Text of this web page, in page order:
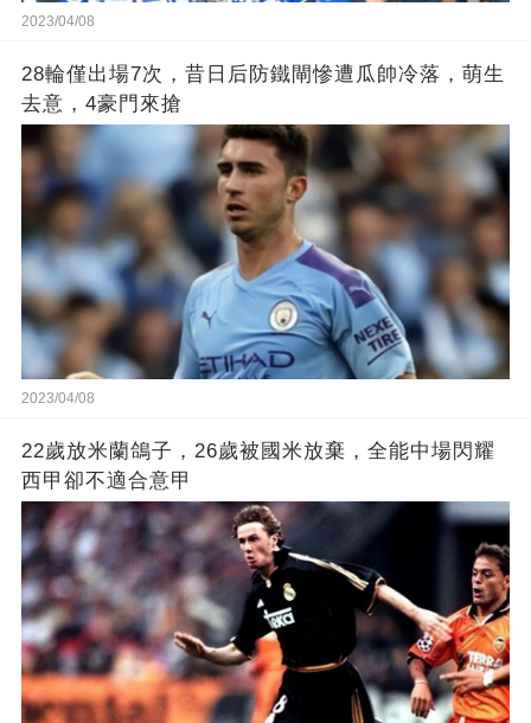
2023/04/08
28輪僅出場7次，昔日后防鐵閘慘遭瓜帥冷落，萌生
去意，4豪門來搶
2023/04/08
22歲放米蘭鴿子，26歲被國米放棄，全能中場閃耀
西甲卻不適合意甲